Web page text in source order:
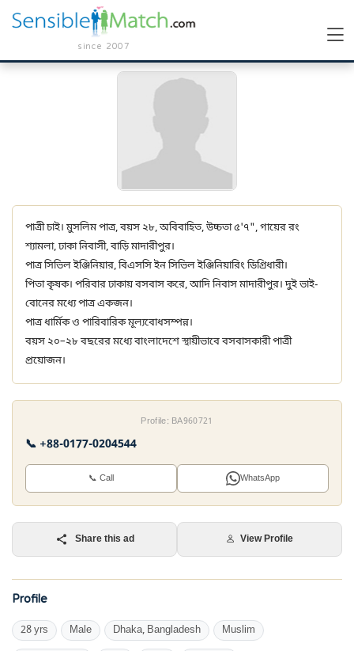
since 2007
পাত্রী চাই। মুসলিম পাত্র, বয়স ২৮, অবিবাহিত, উচ্চতা ৫'৭", গায়ের রং
শ্যামলা, ঢাকা নিবাসী, বাড়ি মাদারীপুর।
পাত্র সিভিল ইঞ্জিনিয়ার, বিএসসি ইন সিভিল ইঞ্জিনিয়ারিং ডিগ্রিধারী।
পিতা কৃষক। পরিবার ঢাকায় বসবাস করে, আদি নিবাস মাদারীপুর। দুই ভাই-
বোনের মধ্যে পাত্র একজন।
পাত্র ধার্মিক ও পারিবারিক মূল্যবোধসম্পন্ন।
বয়স ২০–২৮ বছরের মধ্যে বাংলাদেশে স্থায়ীভাবে বসবাসকারী পাত্রী
প্রয়োজন।
Profile: BA960721
📞 +88-0177-0204544
📞 Call WhatsApp
Share this ad View Profile
Profile
28 yrs Male Dhaka, Bangladesh Muslim